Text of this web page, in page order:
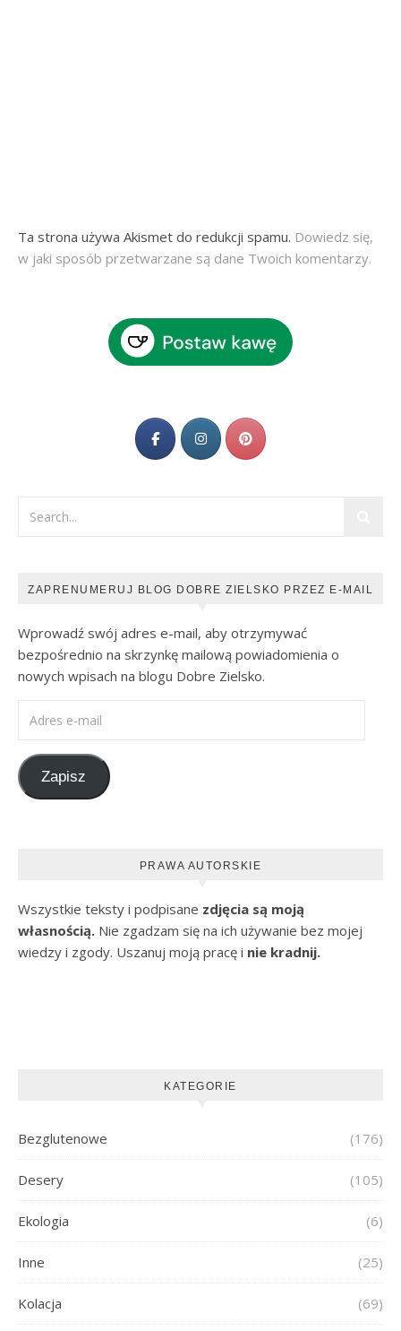
Ta strona używa Akismet do redukcji spamu. Dowiedz się,
w jaki sposób przetwarzane są dane Twoich komentarzy.
ZAPRENUMERUJ BLOG DOBRE ZIELSKO PRZEZ E-MAIL
Wprowadź swój adres e-mail, aby otrzymywać
bezpośrednio na skrzynkę mailową powiadomienia o
nowych wpisach na blogu Dobre Zielsko.
Zapisz
PRAWA AUTORSKIE
Wszystkie teksty i podpisane zdjęcia są moją
własnością. Nie zgadzam się na ich używanie bez mojej
wiedzy i zgody. Uszanuj moją pracę i nie kradnij.
KATEGORIE
Bezglutenowe (176)
Desery (105)
Ekologia (6)
Inne (25)
Kolacja (69)